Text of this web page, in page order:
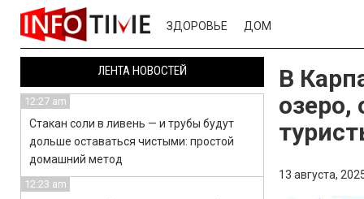
ЗДОРОВЬЕ ДОМ
В
озеро,
13 августа,
ЛЕНТА НОВОСТЕЙ
12:27 am
Стакан соли в ливень — и трубы будут
дольше оставаться чистыми: простой
домашний метод
12:23 am